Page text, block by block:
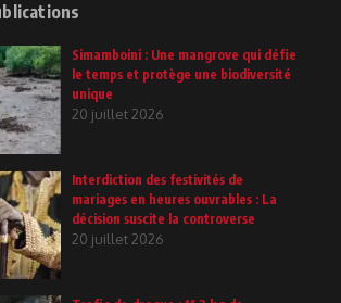
Simamboini : Une mangrove qui défie
le temps et protège une biodiversité
unique
20 juillet 2026
Interdiction des festivités de
mariages en heures ouvrables : La
décision suscite la controverse
20 juillet 2026